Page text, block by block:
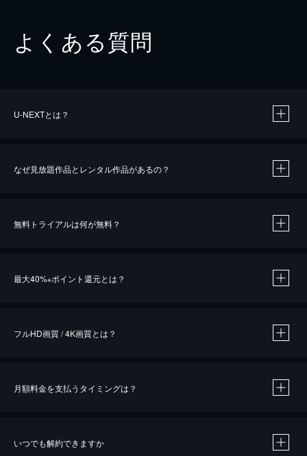
よくある質問
U-NEXTとは？
なぜ見放題作品とレンタル作品があるの？
無料トライアルは何が無料？
最大40%※ポイント還元とは？
※40％ポイント還元の対象は、クレジットカード決済による作品の購入 / レンタルです。
フルHD画質 / 4K画質とは？
月額料金を支払うタイミングは？
いつでも解約できますか